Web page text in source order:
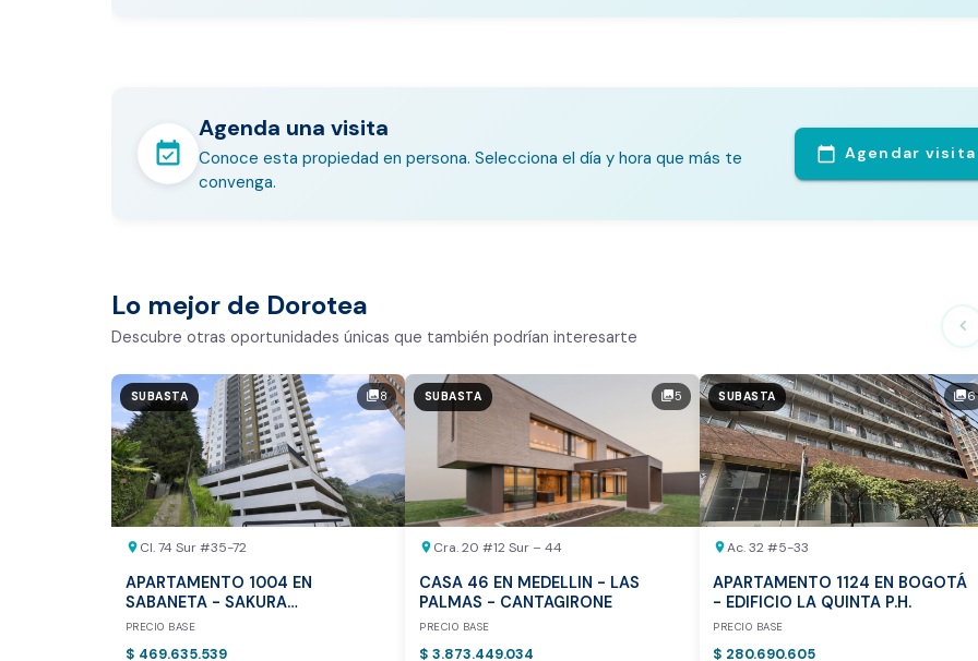
En pocos minutos avalúa con este Análisis
Análisis basado en datos reales:
Estimación del valor de la propiedad en el mercado
Tiempo promedio de venta en la zona
Rango de precios de arriendo en el sector
Valor exclusivo para clientes de Dorotea:
20.000 COP
REALIZAR AVALÚO AHORA
Vista previa del reporte de avalúo
event_available
Agenda una visita
Conoce esta propiedad en persona. Selecciona el día y hora que más te
convenga.
calendar_today Agendar visita
Lo mejor de Dorotea
Descubre otras oportunidades únicas que también podrían interesarte
chevron_left
photo_library8
SUBASTA
location_on Cl. 74 Sur #35-72
APARTAMENTO 1004 EN
SABANETA - SAKURA
APARTAMENTOS P.H.
PRECIO BASE
$ 469.635.539
photo_library5
SUBASTA
location_on Cra. 20 #12 Sur – 44
CASA 46 EN MEDELLIN - LAS
PALMAS - CANTAGIRONE
PRECIO BASE
$ 3.873.449.034
photo_library6
SUBASTA
location_onAc. 32 #5-33
APARTAMENTO 1124 EN BOGOTÁ
- EDIFICIO LA QUINTA P.H.
PRECIO BASE
$ 280.690.605